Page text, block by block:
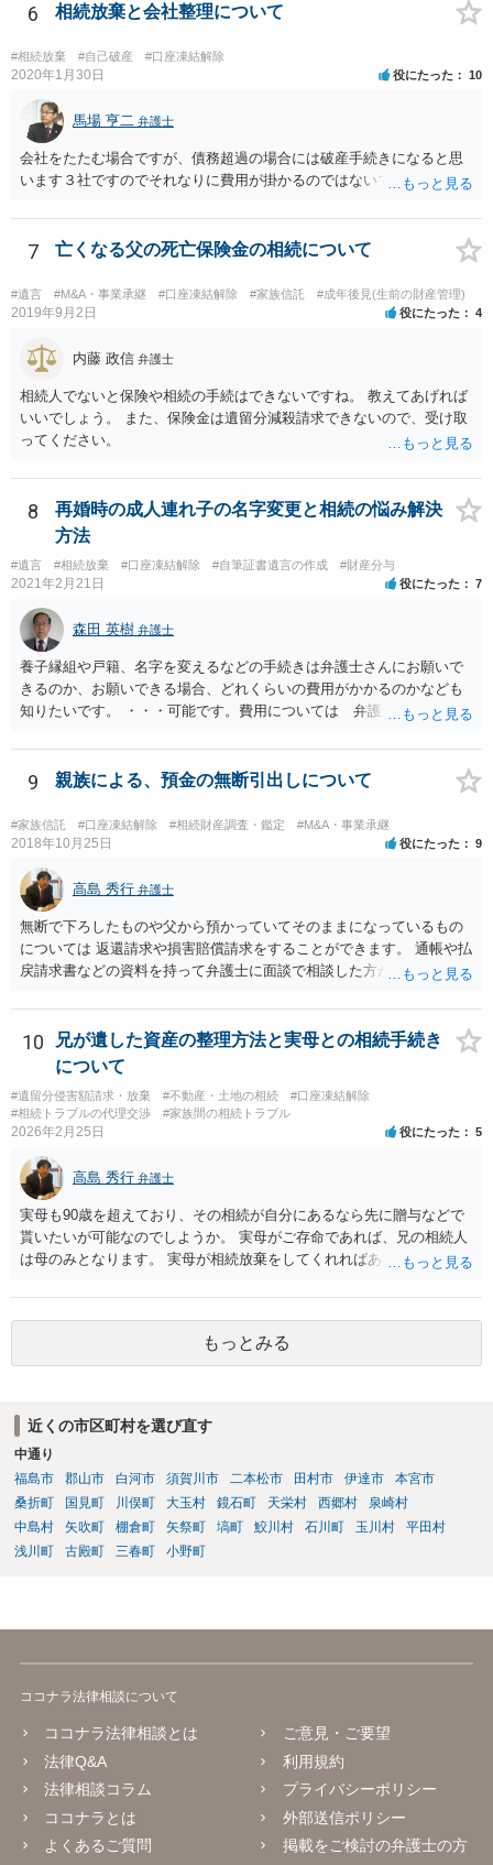
6 相続放棄と会社整理について
#相続放棄 #自己破産 #口座凍結解除
2020年1月30日 役にたった 10
馬場 亨二 弁護士
会社をたたむ場合ですが、債務超過の場合には破産手続きになると思
います３社ですのでそれなりに費用が掛かるのではないでしょうか。
7 亡くなる父の死亡保険金の相続について
#遺言 #M&A・事業承継 #口座凍結解除 #家族信託 #成年後見(生前の財産管理)
2019年9月2日 役にたった 4
内藤 政信 弁護士
相続人でないと保険や相続の手続はできないですね。 教えてあげれば
いいでしょう。 また、保険金は遺留分減殺請求できないので、受け取
ってください。
8
再婚時の成人連れ子の名字変更と相続の悩み解決
方法
#遺言 #相続放棄 #口座凍結解除 #自筆証書遺言の作成 #財産分与
2021年2月21日 役にたった 7
森田 英樹 弁護士
養子縁組や戸籍、名字を変えるなどの手続きは弁護士さんにお願いで
きるのか、お願いできる場合、どれくらいの費用がかかるのかなども
知りたいです。 ・・・可能です。費用については 弁護士と直接面談
ています。 やはり、成人した子のことまでごちゃごちゃ考えず、自分
の事だけ考えるべきなのでしょうか ・・・お子さんの事をまで含め良
い解決案があればお悩みになるのは当然と言えば当然のことです。 彼
と親子関係を結びたいと思っているが、名字は変えたくない・・・養
子縁組の必要があり 氏も変更することになります。 しかし 彼は成人
しているとは言え、自分の子と私の連れ子、全て平等にしたいと希
望。もちろん私もそうできればと思います。 ・・・婚姻前の契約 あ
るいは 遺言書などで その意思を実現する方法はあります。 弁護
士に相談してみてください。
9 親族による、預金の無断引出しについて
#家族信託 #口座凍結解除 #相続財産調査・鑑定 #M&A・事業承継
2018年10月25日 役にたった 9
高島 秀行 弁護士
無断で下ろしたものや父から預かっていてそのままになっているもの
については 返還請求や損害賠償請求をすることができます。 通帳や払
戻請求書などの資料を持って弁護士に面談で相談した方がよいと思い
10
兄が遺した資産の整理方法と実母との相続手続き
について
#遺留分侵害額請求・放棄 #不動産・土地の相続
#口座凍結解除
#相続トラブルの代理交渉
#家族間の相続トラブル
2026年2月25日 役にたった 5
高島 秀行 弁護士
実母も90歳を超えており、その相続が自分にあるなら先に贈与などで
貰いたいが可能なのでしようか。 実母がご存命であれば、兄の相続人
は母のみとなります。 実母が相続放棄をしてくれればあなた方兄弟及
ないと思います。
もっとみる
近くの市区町村を選び直す
中通り
福島市
郡山市 白河市 須賀川市 二本松市 田村市 伊達市
本宮市
桑折町
国見町 川俣町 大玉村 鏡石町 天栄村 西郷村
泉崎村
中島村
矢吹町 棚倉町 矢祭町 塙町 鮫川村 石川町 玉川村
平田村
浅川町
古殿町 三春町 小野町
ココナラ法律相談について
ココナラ法律相談とは
法律Q&A
法律相談コラム
ココナラとは
よくあるご質問
ご意見・ご要望
利用規約
プライバシーポリシー
外部送信ポリシー
掲載をご検討の弁護士の方